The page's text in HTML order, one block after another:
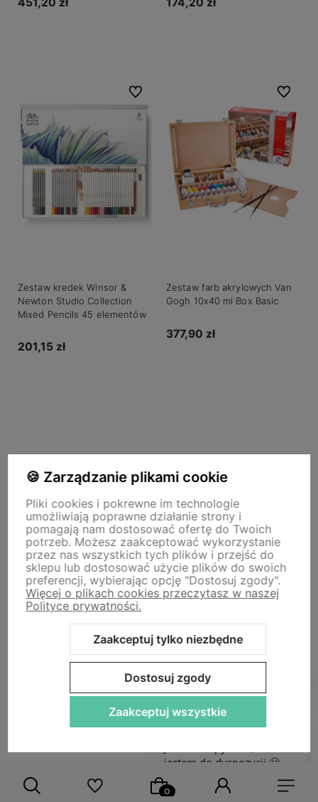
Zestaw kredek Winsor &
Newton Studio Collection
Mixed Pencils 45 elementów
201,15 zł
Do ulubionych
Zestaw farb akrylowych Van
Gogh 10x40 ml Box Basic
377,90 zł
Do
Newsletter
Zapisz się, aby otrzymać powitalny kod zniżkowy -10% na
całe zakupy. Otrzymuj ekskluzywne oferty i informacje o
nowościach.
Zapisz się na nasz newsletter – Wpisz adres e-mail
Pomoc
🍪 Zarządzanie plikami cookie
Pliki cookies i pokrewne im technologie
umożliwiają poprawne działanie strony i
pomagają nam dostosować ofertę do Twoich
potrzeb. Możesz zaakceptować wykorzystanie
przez nas wszystkich tych plików i przejść do
sklepu lub dostosować użycie plików do swoich
preferencji, wybierając opcję "Dostosuj zgody".
Więcej o plikach cookies przeczytasz w naszej
Polityce prywatności.
Zaakceptuj tylko niezbędne
Dostosuj zgody
Zaakceptuj wszystkie